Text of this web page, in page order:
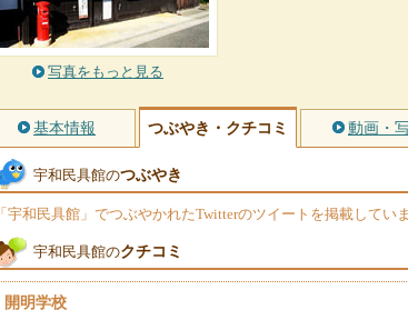
写真をもっと見る
基本情報 つぶやき・クチコミ 動画・
宇和民具館のつぶやき
「宇和民具館」でつぶやかれたTwitterのツイートを掲載していま
宇和民具館のクチコミ
開明学校